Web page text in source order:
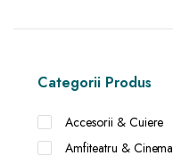
Categorii Produs
Accesorii & Cuiere
Amfiteatru & Cinema